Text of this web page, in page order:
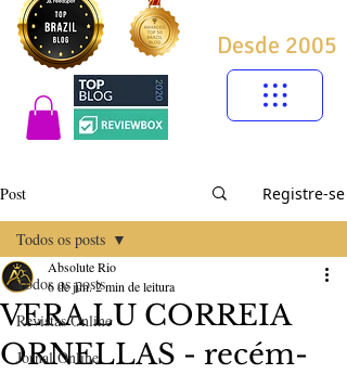
Desde 2005
Post Registre-se
Todos os posts
Revistas Online
Jornal Online
Todos os posts
VERA LU CORREIA
ORNELLAS - recém-
Absolute Rio
6 de jun.2 min de leitura